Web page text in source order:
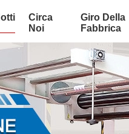
Circa
Noi
Giro Della
Fabbrica